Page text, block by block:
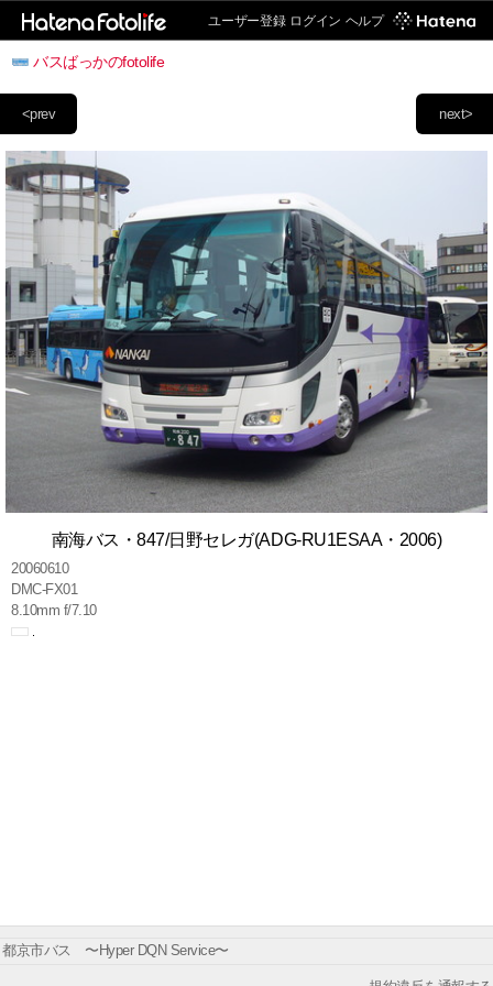
ユーザー登録 ログイン ヘルプ
バスばっかのfotolife
next>
<prev
南海バス・847/日野セレガ(ADG-RU1ESAA・2006)
20060610
DMC-FX01
8.10mm f/7.10
都京市バス 〜Hyper DQN Service〜